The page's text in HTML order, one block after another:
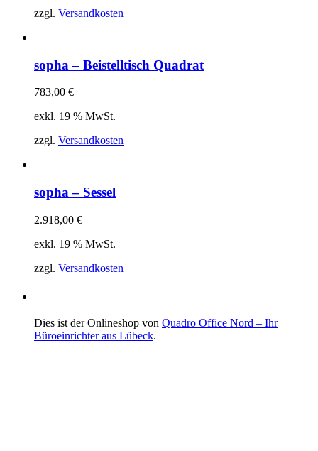
zzgl. Versandkosten
sopha – Beistelltisch Quadrat
783,00 €
exkl. 19 % MwSt.
zzgl. Versandkosten
sopha – Sessel
2.918,00 €
exkl. 19 % MwSt.
zzgl. Versandkosten
Dies ist der Onlineshop von Quadro Office Nord – Ihr
Büroeinrichter aus Lübeck.